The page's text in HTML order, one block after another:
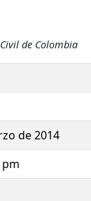
de Colombia
de 2014
pm